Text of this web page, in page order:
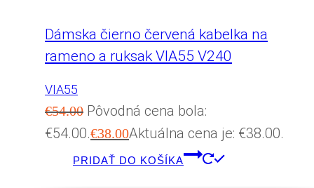
Dámska čierno červená kabelka na
rameno a ruksak VIA55 V240
VIA55
€54.00 Pôvodná cena bola:
€54.00.€38.00Aktuálna cena je: €38.00.
PRIDAŤ DO KOŠÍKA